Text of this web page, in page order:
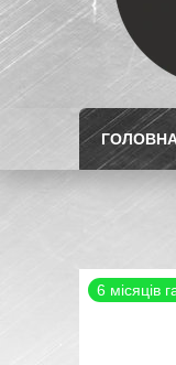
6 місяців